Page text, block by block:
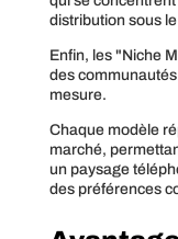
distribution sous
Enfin, les "Niche
des
mesure.
Chaque modèle
marché,
un paysage
des préférences